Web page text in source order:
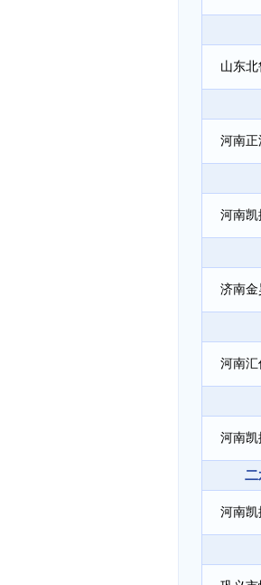
山东北
河南正
河南凯
济南金
河南
河南凯
二
河南凯